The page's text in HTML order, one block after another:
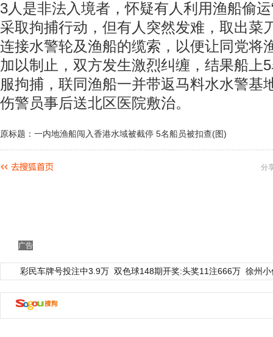
3人是非法入境者，怀疑有人利用渔船偷运
采取拘捕行动，但有人突然发难，取出菜
连接水警轮及渔船的缆索，以便让同党将
加以制止，双方发生激烈纠缠，结果船上
服拘捕，联同渔船一并带返马料水水警基
伤警员事后送北区医院敷治。
原标题：一内地渔船闯入香港水域被截停 5名船员被扣查(图)
分
广告
彩民车牌号投注中3.9万 双色球148期开奖:头奖11注666万 徐州